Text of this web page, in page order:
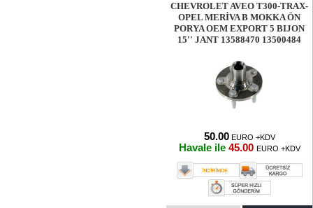
CHEVROLET AVEO T300-TRAX-
OPEL MERİVA B MOKKA ÖN
PORYA OEM EXPORT 5 BIJON
15'' JANT 13588470 13500484
50.00 EURO +KDV
Havale ile 45.00 EURO +KDV